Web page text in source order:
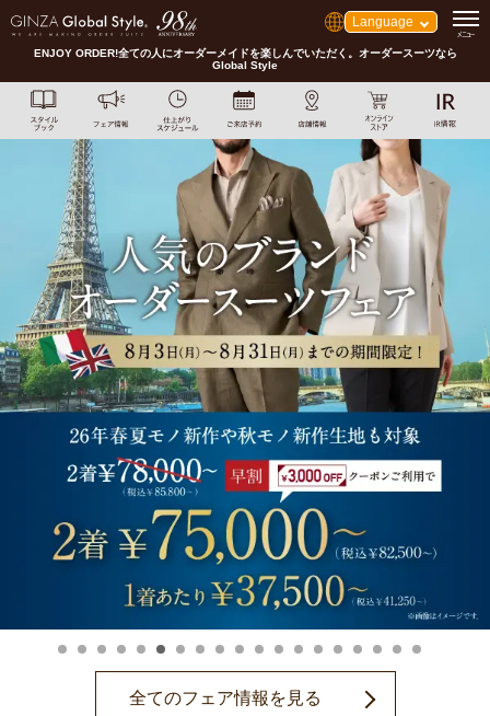
Language
ENJOY ORDER!全ての人にオーダーメイドを楽しんでいただく。オーダースーツなら
Global Style
全てのフェア情報を見る